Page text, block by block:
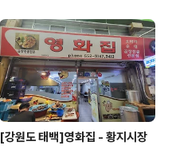
[강원도 태백]영화집 - 황지시장